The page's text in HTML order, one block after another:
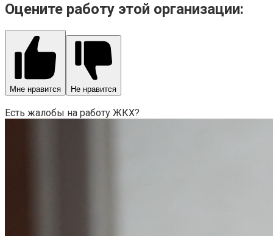
Оцените работу этой организации:
Мне нравится Не нравится
Есть жалобы на работу ЖКХ?